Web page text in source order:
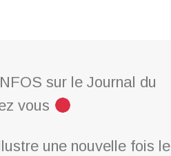
sur le Journal du
vous
une nouvelle fois le